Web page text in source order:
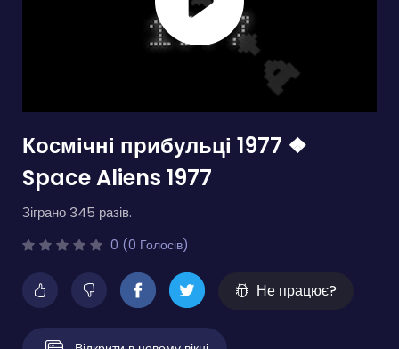
Космічні прибульці 1977 ❖
Space Aliens 1977
Зіграно 345 разів.
0 (0 Голосів)
Не працює?